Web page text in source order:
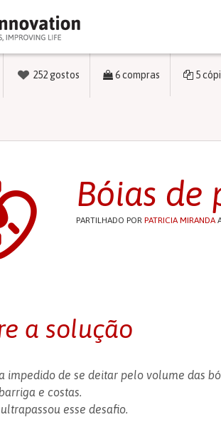
252gostos 6compras 5
Bóias de
PARTILHADO POR PATRICIA MIRANDA
a solução
impedido de se deitar pelo volume das
e costas.
esse desafio.